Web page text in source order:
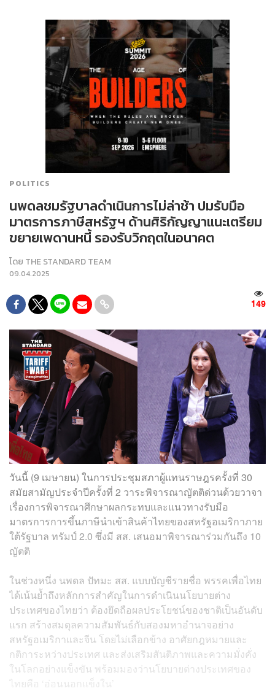
POLITICS
นพดลชมรัฐบาลดำเนินการไม่ล่าช้า ปมรับมือ
มาตรการภาษีสหรัฐฯ ด้านศิริกัญญาแนะเตรียม
ขยายเพดานหนี้ รองรับวิกฤตในอนาคต
โดย THE STANDARD TEAM
09.04.2025
149
วันนี้ (9 เมษายน) ในการประชุมสภาผู้แทนราษฎรครั้งที่ 30
สมัยสามัญประจำปีครั้งที่ 2 วาระพิจารณาญัตติด่วนด้วยวาจา
เรื่องการพิจารณาศึกษาผลกระทบและแนวทางรับมือ
มาตรการการขึ้นภาษีนำเข้าสินค้าไทยของสหรัฐอเมริกาภาย
ใต้รัฐบาล ทรัมป์ 2.0 ซึ่งมี สส. เสนอมาพิจารณาร่วมกันถึง 10
ญัตติ
ในช่วงหนึ่ง นพดล ปัทมะ สส. แบบบัญชีรายชื่อ พรรคเพื่อไทย
ได้เน้นย้ำถึงหลักการสำคัญในการดำเนินนโยบายต่าง
ประเทศของไทยว่า ต้องยึดถือผลประโยชน์ของชาติเป็นอันดับ
แรก สร้างสมดุลความสัมพันธ์กับสองมหาอำนาจอย่าง
สหรัฐอเมริกาและจีน โดยไม่เลือกข้าง อาศัยกฎหมายและ
กติการะหว่างประเทศ และส่งเสริมสันติภาพและความมั่งคั่ง
ในโลกอย่างแข็งขัน พร้อมมองว่านโยบายต่างประเทศของ
ไทยคือ ‘อ่อนนอกแข็งใน’